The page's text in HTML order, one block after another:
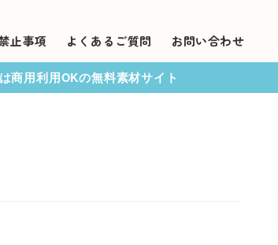
止事項 よくあるご質問 お問い合わせ
商用利用OKの無料素材サイト